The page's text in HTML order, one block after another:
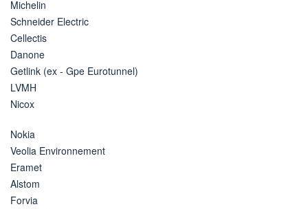
Michelin
Schneider Electric
Cellectis
Danone
Getlink (ex - Gpe Eurotunnel)
LVMH
Nicox
Nokia
Veolia Environnement
Eramet
Alstom
Forvia